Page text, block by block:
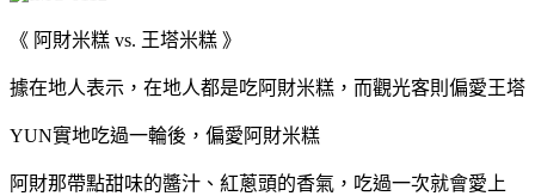
《 阿財米糕 vs. 王塔米糕 》
據在地人表示，在地人都是吃阿財米糕，而觀光客則偏愛王塔
YUN實地吃過一輪後，偏愛阿財米糕
阿財那帶點甜味的醬汁、紅蔥頭的香氣，吃過一次就會愛上